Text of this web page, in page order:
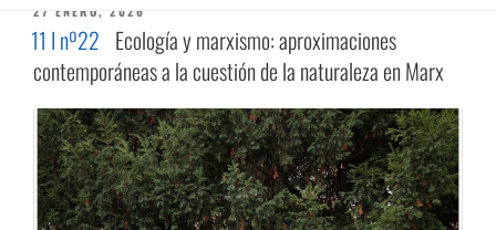
PUBLICADO
EL
27 ENERO, 2026
11 I nº22 Ecología y marxismo: aproximaciones
contemporáneas a la cuestión de la naturaleza en Marx